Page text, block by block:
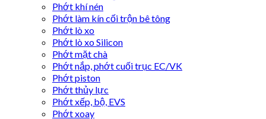
Phớt khí nén
Phớt làm kín cối trộn bê tông
Phớt lò xo
Phớt lò xo Silicon
Phớt mặt chà
Phớt nắp, phớt cuối trục EC/VK
Phớt piston
Phớt thủy lực
Phớt xếp, bộ, EVS
Phớt xoay